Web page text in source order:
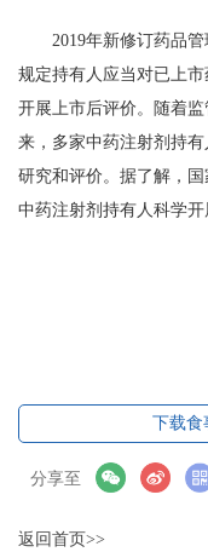
2019年新修订药品管
规定持有人应当对已上
开展上市后评价。随着
来，多家中药注射剂持
研究和评价。据了解，
中药注射剂持有人科学开
下载食
分享至
返回首页>>